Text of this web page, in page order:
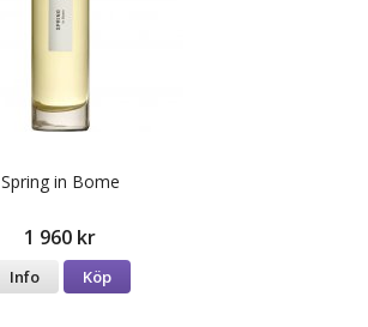
Spring in Bome
1 960 kr
Info Köp